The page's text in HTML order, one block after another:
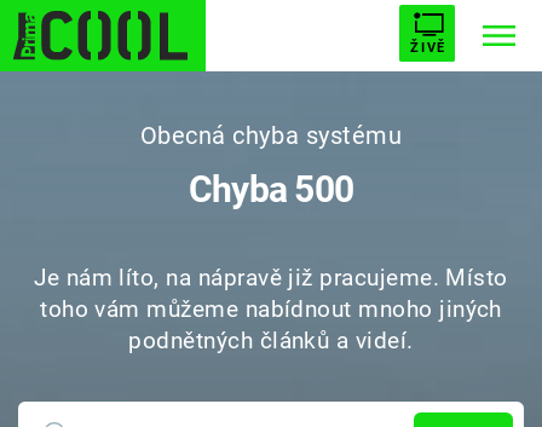
ŽIVĚ
Témata
Obecná chyba systému
Chyba 500
Je nám líto, na nápravě již pracujeme. Místo
toho vám můžeme nabídnout mnoho jiných
podnětných článků a videí.